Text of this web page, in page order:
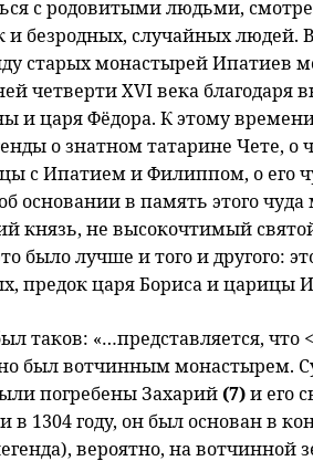
с родовитыми людьми,
и безродных, случайных людей.
старых монастырей Ипатиев
четверти XVI века благодаря
и царя Фёдора. К этому
о знатном татарине Чете, о
с Ипатием и Филиппом, о его
основании в память этого чуда
князь, не высокочтимый
было лучше и того и другого:
предок царя Бориса и царицы
таков: «…представляется, что
был вотчинным монастырем.
погребены Захарий (7)и его
1304 году, он был основан в
вероятно, на вотчинной